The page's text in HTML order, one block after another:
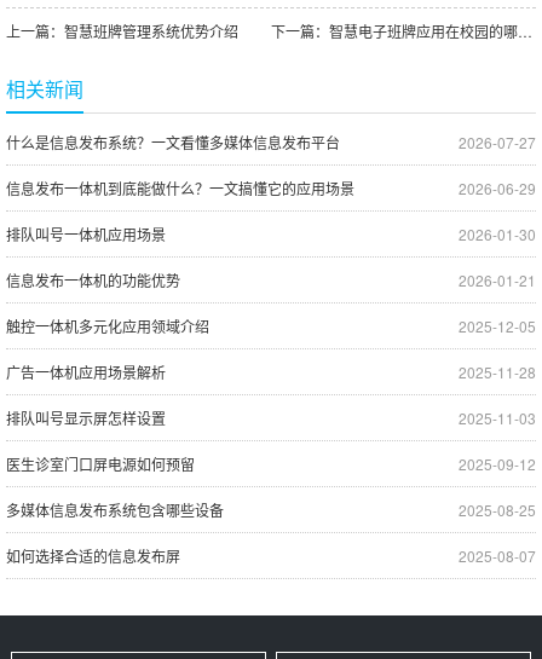
上一篇： 智慧班牌管理系统优势介绍 下一篇： 智慧电子班牌应用在校园的哪些方面？
相关新闻
2026-07-27
什么是信息发布系统？一文看懂多媒体信息发布平台
2026-06-29
信息发布一体机到底能做什么？一文搞懂它的应用场景
2026-01-30
排队叫号一体机应用场景
2026-01-21
信息发布一体机的功能优势
2025-12-05
触控一体机多元化应用领域介绍
2025-11-28
广告一体机应用场景解析
2025-11-03
排队叫号显示屏怎样设置
2025-09-12
医生诊室门口屏电源如何预留
2025-08-25
多媒体信息发布系统包含哪些设备
2025-08-07
如何选择合适的信息发布屏